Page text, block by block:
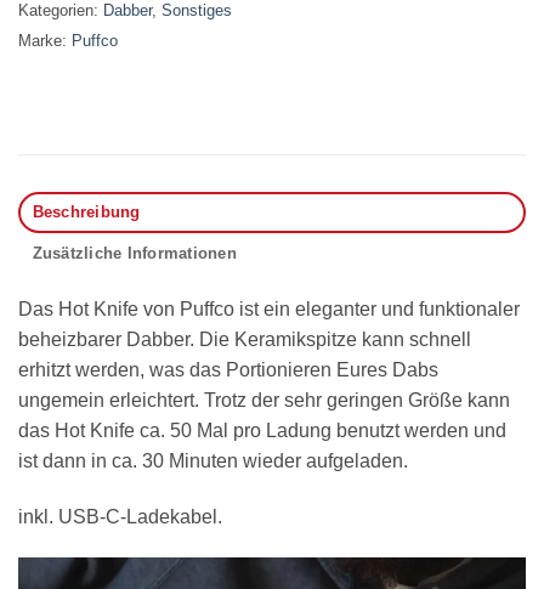
Kategorien: Dabber, Sonstiges
Marke: Puffco
Beschreibung
Zusätzliche Informationen
Das Hot Knife von Puffco ist ein eleganter und funktionaler
beheizbarer Dabber. Die Keramikspitze kann schnell
erhitzt werden, was das Portionieren Eures Dabs
ungemein erleichtert. Trotz der sehr geringen Größe kann
das Hot Knife ca. 50 Mal pro Ladung benutzt werden und
ist dann in ca. 30 Minuten wieder aufgeladen.
inkl. USB-C-Ladekabel.
Video-